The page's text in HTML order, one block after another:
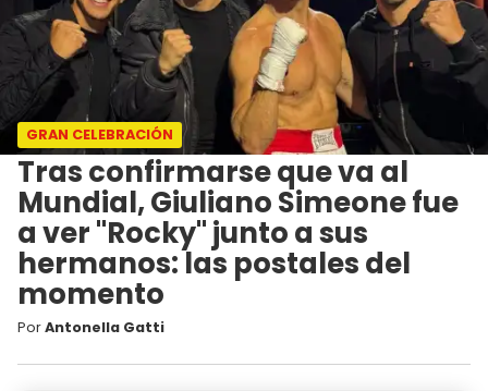
GRAN CELEBRACIÓN
Tras confirmarse que va al
Mundial, Giuliano Simeone fue
a ver "Rocky" junto a sus
hermanos: las postales del
momento
PorAntonella Gatti